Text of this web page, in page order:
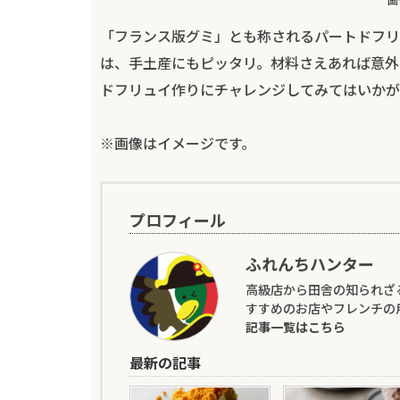
「フランス版グミ」とも称されるパートド
は、手土産にもピッタリ。材料さえあれば意
ドフリュイ作りにチャレンジしてみてはいか
※画像はイメージです。
プロフィール
ふれんちハンター
高級店から田舎の知られ
すすめのお店やフレンチ
記事一覧はこちら
最新の記事